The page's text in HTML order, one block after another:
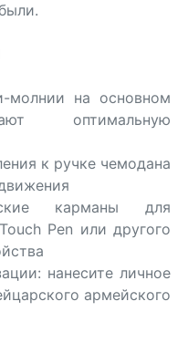
молнии на основном
оптимальную
к ручке чемодана
карманы для
Pen или другого
нанесите личное
армейского